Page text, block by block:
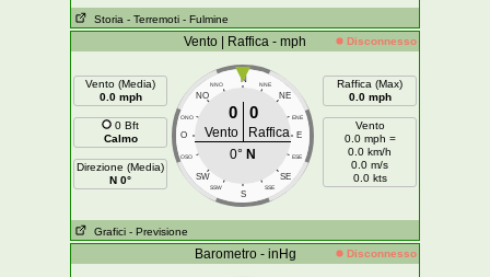
Storia - Terremoti - Fulmine
Vento | Raffica - mph Disconnesso
Vento (Media)
0.0 mph
0 Bft
Calmo
Direzione (Media)
N 0°
N
NNO NNE
NO NE
ONO ENE
O E
OSO ESE
SW SE
SSW SSE
S
0 0
Vento
Raffica
0° N
Raffica (Max)
0.0 mph
Vento
0.0 mph =
0.0 km/h
0.0 m/s
0.0 kts
Grafici - Previsione
Barometro - inHg Disconnesso